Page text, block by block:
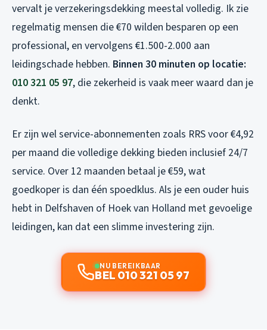
vervalt je verzekeringsdekking meestal volledig. Ik zie
regelmatig mensen die €70 wilden besparen op een
professional, en vervolgens €1.500-2.000 aan
leidingschade hebben. Binnen 30 minuten op locatie:
010 321 05 97, die zekerheid is vaak meer waard dan je
denkt.
Er zijn wel service-abonnementen zoals RRS voor €4,92
per maand die volledige dekking bieden inclusief 24/7
service. Over 12 maanden betaal je €59, wat
goedkoper is dan één spoedklus. Als je een ouder huis
hebt in Delfshaven of Hoek van Holland met gevoelige
leidingen, kan dat een slimme investering zijn.
NU BEREIKBAAR
BEL 010 321 05 97